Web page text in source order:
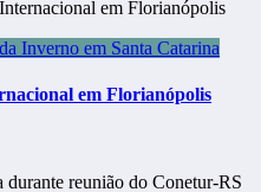
Inverno em Santa Catarina
em Florianópolis